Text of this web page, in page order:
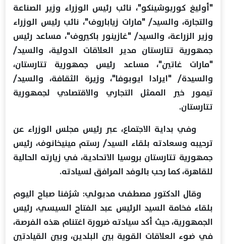
"أوليغ كوربوشينكو"، نائب رئيس الوزراء وزير الصناعة
والتجارة، والسيد/ "مارات زياباروف"، نائب رئيس الوزراء
وزير الزراعة، والسيد/ "غازينور باكيروف"، مساعد رئيس
جمهورية تتارستان مدير العلاقات الدولية، والسيد/
"مارات غاتين"، مساعد رئيس جمهورية تتارستان،
والسيدة/ "ايرادا ايوبوفا"، وزيرة الثقافة، والسيد/
تيمور خير الممثل التجاري والاقتصادي لجمهورية
تتارستان.
وفي بداية الاجتماع، عبر رئيس مجلس الوزراء عن
ترحيبه وسعادته بلقاء السيد/ رستم مينيخانوف، رئيس
جمهورية تتارستان بروسيا الاتحادية، في زيارته الحالية
للقاهرة، كما رحب بالوفد المرافق لسيادته.
وقال الدكتور مصطفى مدبولي: شرُفنا صباح اليوم
بلقاء فخامة السيد الرئيس عبد الفتاح السيسي، رئيس
الجمهورية، حيث أكد سيادته ضرورة اغتنام هذه الفرصة،
في ضوء العلاقات القوية بين البلدين، وبين القيادتين